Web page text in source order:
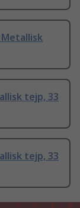
tejp, 33
tejp, 33